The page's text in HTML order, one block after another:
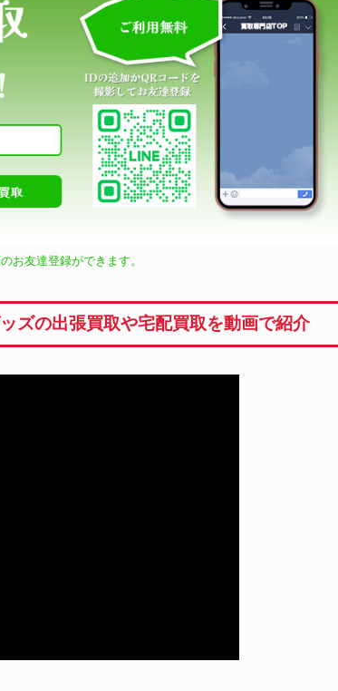
お友達登録ができます。
ズの出張買取や宅配買取を動画で紹介